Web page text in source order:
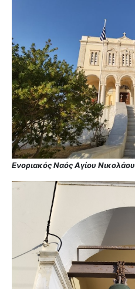
Ενοριακός Ναός Αγίου Νικολάου